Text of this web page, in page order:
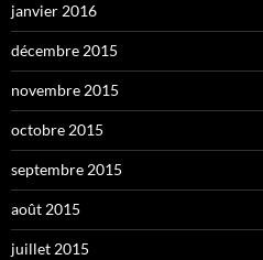
janvier 2016
décembre 2015
novembre 2015
octobre 2015
septembre 2015
août 2015
juillet 2015